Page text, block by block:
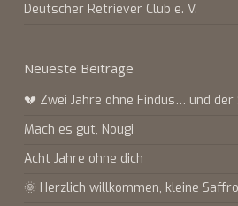
Deutscher Retriever Club e. V.
Neueste Beiträge
💔 Zwei Jahre ohne Findus… und
Mach es gut, Nougi
Acht Jahre ohne dich
🌞 Herzlich willkommen, kleine